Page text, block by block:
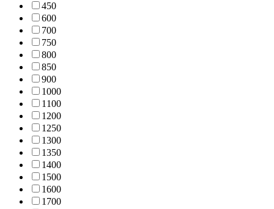
450
600
700
750
800
850
900
1000
1100
1200
1250
1300
1350
1400
1500
1600
1700